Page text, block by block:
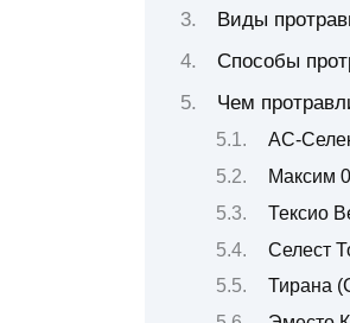
Виды
Способы
Чем
АС-
Максим
Тексио
Селест
Тирана